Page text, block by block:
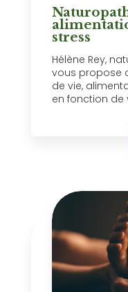
stress
Hélène Rey,
vous propose
de vie,
en fonction de